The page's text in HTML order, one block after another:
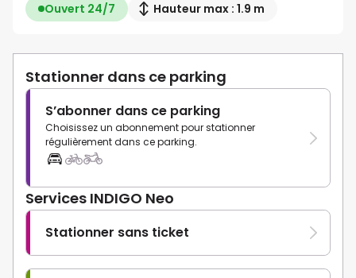
Ouvert 24/7 Hauteur max : 1.9 m
Stationner dans ce parking
S’abonner dans ce parking
Choisissez un abonnement pour stationner
régulièrement dans ce parking.
Services INDIGO Neo
Stationner sans ticket